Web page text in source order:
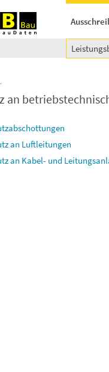
an
an Luftleitungen
an Kabel- und